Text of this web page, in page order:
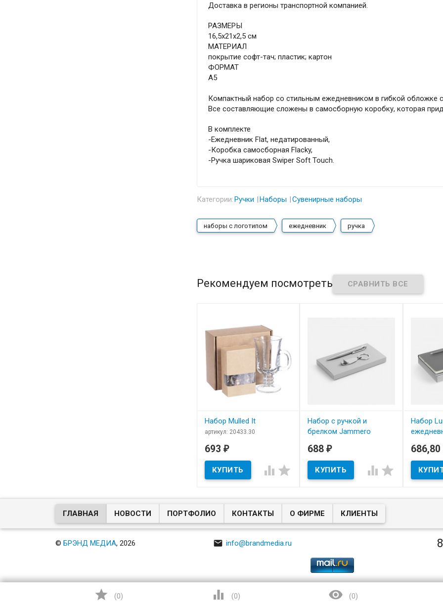
Доставка в регионы транспортной компанией.
РАЗМЕРЫ
16,5х21х2,5 см
МАТЕРИАЛ
покрытие софт-тач; пластик; картон
ФОРМАТ
А5
Компактный набор со стильным ежедневником в гибкой обложке
Все составляющие сложены в самосборную коробку, которая
В комплекте
-Ежедневник Flat, недатированный,
-Коробка самосборная Flacky,
-Ручка шариковая Swiper Soft Touch.
Категории:Ручки Наборы Сувенирные наборы
наборы с логотипом ежедневник ручка
Рекомендуем посмотреть
Набор Mulled It
артикул: 20433.30
693 ₽
 
Набор с ручкой и
брелком Jammero
В наличии
​Набор с ручкой и брелком
Jammero
688₽
 
Набор
В
​Набор
686,80
ГЛАВНАЯ НОВОСТИ ПОРТФОЛИО КОНТАКТЫ О ФИРМЕ КЛИЕНТЫ
©БРЭНД МЕДИА, 2026  info@brandmedia.ru
 (0)  (0)  (0)